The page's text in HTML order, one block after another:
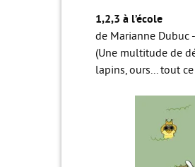
1,2,3 à l’école
de Marianne Dubuc
(Une multitude de
lapins, ours... tout